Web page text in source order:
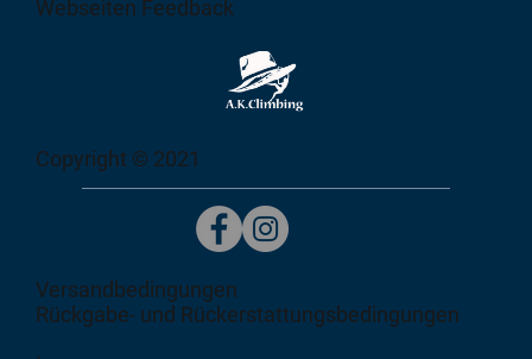
Webseiten Feedback
Copyright © 2021
Versandbedingungen
Rückgabe- und Rückerstattungsbedingungen